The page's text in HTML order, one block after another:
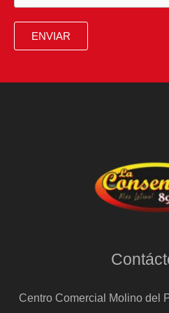
ENVIAR
Centro Comercial Molino del